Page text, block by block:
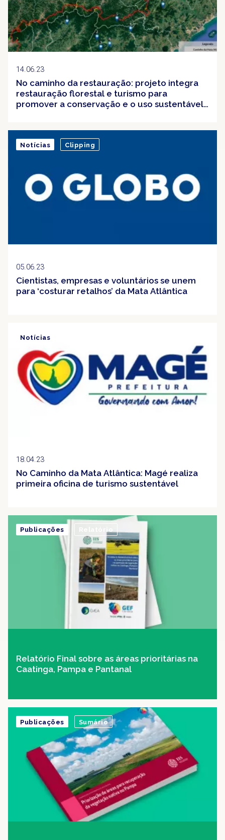
14.06.23
No caminho da restauração: projeto integra
restauração florestal e turismo para
promover a conservação e o uso sustentável
05.06.23
Cientistas, empresas e voluntários se unem
para ‘costurar retalhos’ da Mata Atlântica
Notícias Clipping
18.04.23
No Caminho da Mata Atlântica: Magé realiza
primeira oficina de turismo sustentável
Notícias
Relatório Final sobre as áreas prioritárias na
Caatinga, Pampa e Pantanal
Publicações Relatório
Publicações Sumário